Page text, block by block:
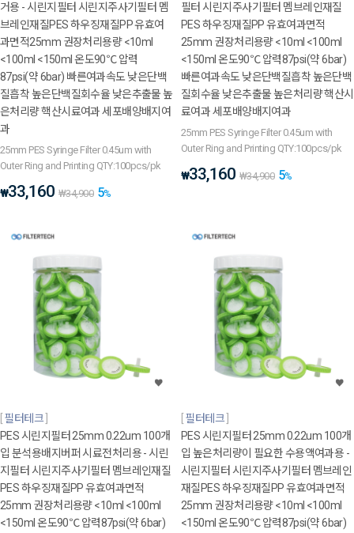
거용 - 시린지필터 시린지주사기필터 멤
브레인재질PES 하우징재질PP 유효여
과면적25mm 권장처리용량 <10ml
<100ml <150ml 온도90℃ 압력
87psi(약 6bar) 빠른여과속도 낮은단백
질흡착 높은단백질회수율 낮은추출물 높
은처리량 핵산시료여과 세포배양배지여
과
25mm PES Syringe Filter 0.45um with
Outer Ring and Printing QTY:100pcs/pk
₩33,160 ₩34,900 5%
필터 시린지주사기필터 멤브레인재질
PES 하우징재질PP 유효여과면적
25mm 권장처리용량 <10ml <100ml
<150ml 온도90℃ 압력87psi(약 6bar)
빠른여과속도 낮은단백질흡착 높은단백
질회수율 낮은추출물 높은처리량 핵산시
료여과 세포배양배지여과
25mm PES Syringe Filter 0.45um with
Outer Ring and Printing QTY:100pcs/pk
₩33,160 ₩34,900 5%
필터테크
PES 시린지필터 25mm 0.22um 100개
입 분석용배지버퍼 시료전처리용 - 시린
지필터 시린지주사기필터 멤브레인재질
PES 하우징재질PP 유효여과면적
25mm 권장처리용량 <10ml <100ml
<150ml 온도90℃ 압력87psi(약 6bar)
필터테크
PES 시린지필터 25mm 0.22um 100개
입 높은처리량이 필요한 수용액여과용 -
시린지필터 시린지주사기필터 멤브레인
재질PES 하우징재질PP 유효여과면적
25mm 권장처리용량 <10ml <100ml
<150ml 온도90℃ 압력87psi(약 6bar)